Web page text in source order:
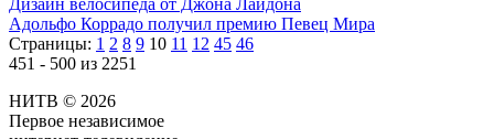
Дизайн велосипеда от Джона Лайдона
Адольфо Коррадо получил премию Певец Мира
Страницы: 1 2 8 9 10 11 12 45 46
451 - 500 из 2251
НИТВ © 2026
Первое независимое